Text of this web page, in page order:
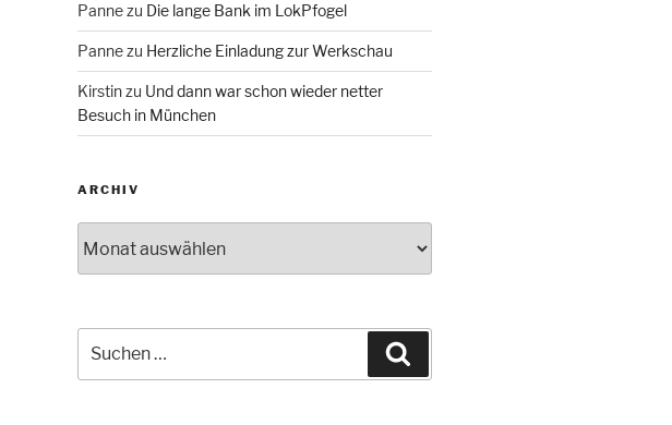
Pannezu Die lange Bank im LokPfogel
Pannezu Herzliche Einladung zur Werkschau
Kirstinzu Und dann war schon wieder netter
Besuch in München
ARCHIV
nach: